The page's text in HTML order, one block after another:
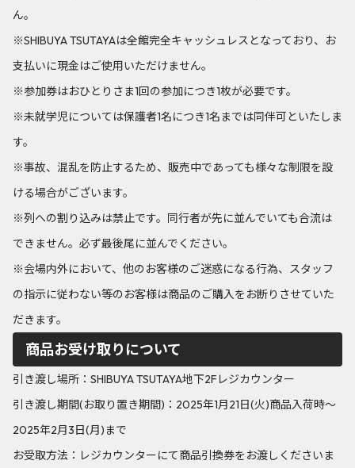
ん。
※SHIBUYA TSUTAYAは全館完全キャッシュレスとなっており、お
支払いに現金はご使用いただけません。
※参加券はおひとりさま1回の参加につき1枚が必要です。
※未就学児については保護者1名につき1名までは同伴可といたしま
す。
※事故、混乱を防止するため、販売中であっても様々な制限を設
ける場合がございます。
※列への割り込みは禁止です。同行者が先に並んでいても合流は
できません。必ず最後尾に並んでください。
※会場内外において、他のお客様のご迷惑になる行為、スタッフ
の指示に従わない等のお客様は商品のご購入をお断りさせていた
だきます。
商品お受け取りについて
引き渡し場所：SHIBUYA TSUTAYA地下2Fレジカウンター
引き渡し期間(お取り置き期間)：2025年1月21日(火)商品入荷時～
2025年2月3日(月)まで
お受取方法：レジカウンターにて商品引換券をお渡しくださいま